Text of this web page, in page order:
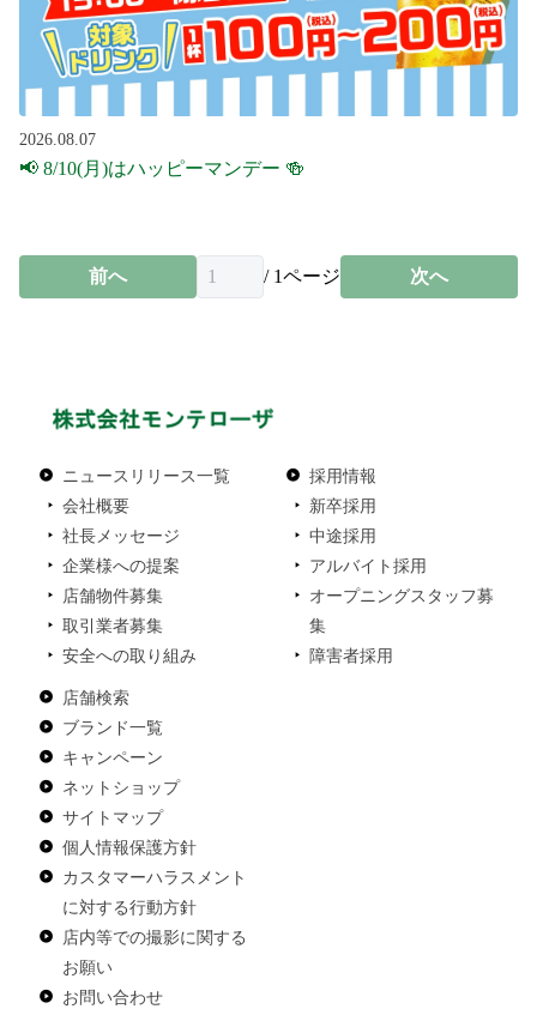
2026.08.07
📢 8/10(月)はハッピーマンデー 🍻
前へ / 1ページ 次へ
ニュースリリース一覧
会社概要
社長メッセージ
企業様への提案
店舗物件募集
取引業者募集
安全への取り組み
採用情報
新卒採用
中途採用
アルバイト採用
オープニングスタッフ募
集
障害者採用
店舗検索
ブランド一覧
キャンペーン
ネットショップ
サイトマップ
個人情報保護方針
カスタマーハラスメント
に対する行動方針
店内等での撮影に関する
お願い
お問い合わせ